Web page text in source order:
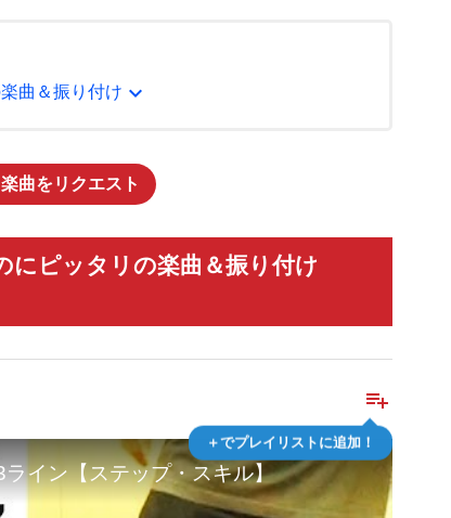
曲＆振り付け expand_more
楽曲をリクエスト
にピッタリの楽曲＆振り付け
playlist_add
＋でプレイリストに追加！
イン【ステップ・スキル】